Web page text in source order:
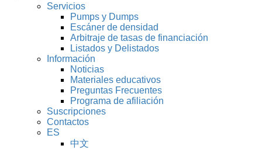
Servicios
Pumps y Dumps
Escáner de densidad
Arbitraje de tasas de financiación
Listados y Delistados
Información
Noticias
Materiales educativos
Preguntas Frecuentes
Programa de afiliación
Suscripciones
Contactos
ES
中文